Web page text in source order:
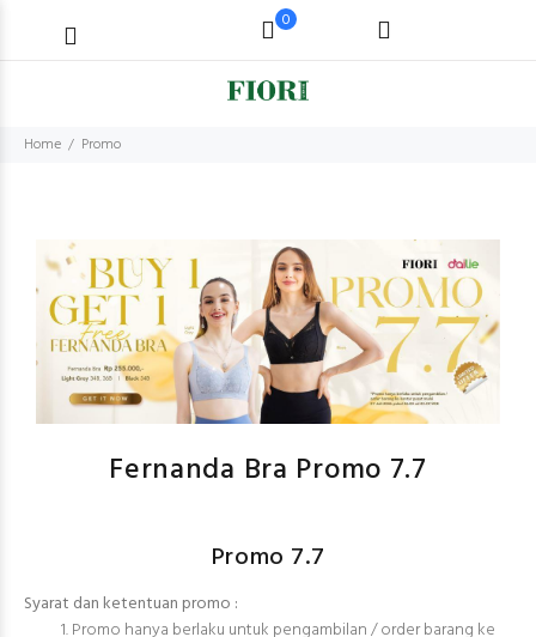
0
Home Promo
Fernanda Bra Promo 7.7
Promo 7.7
Syarat dan ketentuan promo :
Promo hanya berlaku untuk pengambilan / order barang ke